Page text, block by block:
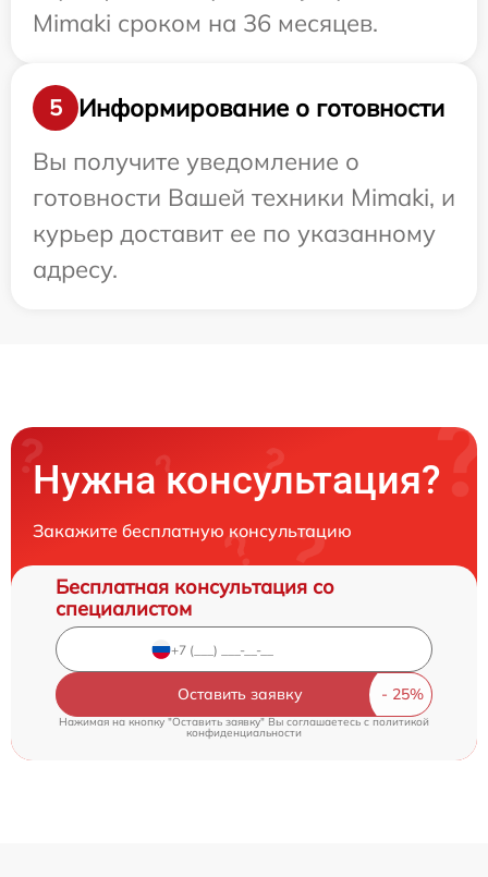
Mimaki сроком на 36 месяцев.
5
Информирование о готовности
Вы получите уведомление о
готовности Вашей техники Mimaki, и
курьер доставит ее по указанному
адресу.
Нужна консультация?
Закажите бесплатную консультацию
Бесплатная консультация со
специалистом
Оставить заявку
Нажимая на кнопку "Оставить заявку" Вы соглашаетесь c политикой
конфиденциальности